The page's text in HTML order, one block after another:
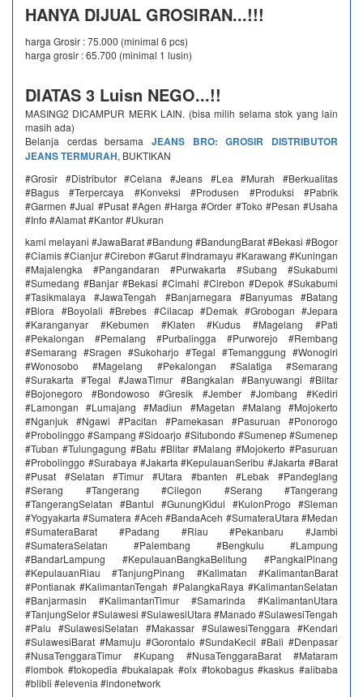
HANYA DIJUAL GROSIRAN...!!!
harga Grosir : 75.000 (minimal 6 pcs)
harga grosir : 65.700 (minimal 1 lusin)
DIATAS 3 Luisn NEGO...!!
MASING2 DICAMPUR MERK LAIN. (bisa milih selama stok yang lain
masih ada)
Belanja cerdas bersama JEANS BRO: GROSIR DISTRIBUTOR
JEANS TERMURAH, BUKTIKAN
#Grosir #Distributor #Celana #Jeans #Lea #Murah #Berkualitas
#Bagus #Terpercaya #Konveksi #Produsen #Produksi #Pabrik
#Garmen #Jual #Pusat #Agen #Harga #Order #Toko #Pesan #Usaha
#Info #Alamat #Kantor #Ukuran
kami melayani #JawaBarat #Bandung #BandungBarat #Bekasi #Bogor
#Ciamis #Cianjur #Cirebon #Garut #Indramayu #Karawang #Kuningan
#Majalengka #Pangandaran #Purwakarta #Subang #Sukabumi
#Sumedang #Banjar #Bekasi #Cimahi #Cirebon #Depok #Sukabumi
#Tasikmalaya #JawaTengah #Banjarnegara #Banyumas #Batang
#Blora #Boyolali #Brebes #Cilacap #Demak #Grobogan #Jepara
#Karanganyar #Kebumen #Klaten #Kudus #Magelang #Pati
#Pekalongan #Pemalang #Purbalingga #Purworejo #Rembang
#Semarang #Sragen #Sukoharjo #Tegal #Temanggung #Wonogiri
#Wonosobo #Magelang #Pekalongan #Salatiga #Semarang
#Surakarta #Tegal #JawaTimur #Bangkalan #Banyuwangi #Blitar
#Bojonegoro #Bondowoso #Gresik #Jember #Jombang #Kediri
#Lamongan #Lumajang #Madiun #Magetan #Malang #Mojokerto
#Nganjuk #Ngawi #Pacitan #Pamekasan #Pasuruan #Ponorogo
#Probolinggo #Sampang #Sidoarjo #Situbondo #Sumenep #Sumenep
#Tuban #Tulungagung #Batu #Blitar #Malang #Mojokerto #Pasuruan
#Probolinggo #Surabaya #Jakarta #KepulauanSeribu #Jakarta #Barat
#Pusat #Selatan #Timur #Utara #banten #Lebak #Pandeglang
#Serang #Tangerang #Cilegon #Serang #Tangerang
#TangerangSelatan #Bantul #GunungKidul #KulonProgo #Sleman
#Yogyakarta #Sumatera #Aceh #BandaAceh #SumateraUtara #Medan
#SumateraBarat #Padang #Riau #Pekanbaru #Jambi
#SumateraSelatan #Palembang #Bengkulu #Lampung
#BandarLampung #KepulauanBangkaBelitung #PangkalPinang
#KepulauanRiau #TanjungPinang #Kalimatan #KalimantanBarat
#Pontianak #KalimantanTengah #PalangkaRaya #KalimantanSelatan
#Banjarmasin #KalimantanTimur #Samarinda #KalimantanUtara
#TanjungSelor #Sulawesi #SulawesiUtara #Manado #SulawesiTengah
#Palu #SulawesiSelatan #Makassar #SulawesiTenggara #Kendari
#SulawesiBarat #Mamuju #Gorontalo #SundaKecil #Bali #Denpasar
#NusaTenggaraTimur #Kupang #NusaTenggaraBarat #Mataram
#lombok #tokopedia #bukalapak #olx #tokobagus #kaskus #alibaba
#blibli #elevenia #indonetwork